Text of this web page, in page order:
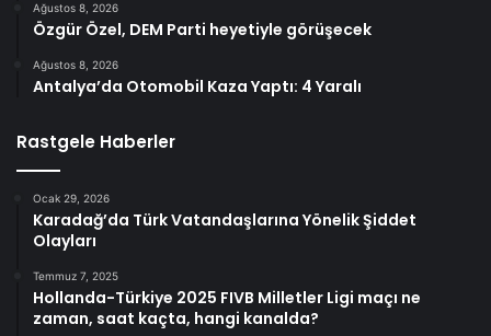
Ağustos 8, 2026
Özgür Özel, DEM Parti heyetiyle görüşecek
Ağustos 8, 2026
Antalya’da Otomobil Kaza Yaptı: 4 Yaralı
Rastgele Haberler
Ocak 29, 2026
Karadağ’da Türk Vatandaşlarına Yönelik Şiddet
Olayları
Temmuz 7, 2025
Hollanda-Türkiye 2025 FIVB Milletler Ligi maçı ne
zaman, saat kaçta, hangi kanalda?